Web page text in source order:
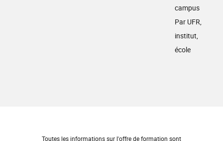
campus
Par UFR,
institut,
école
Toutes les informations sur l'offre de formation sont